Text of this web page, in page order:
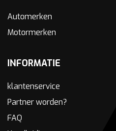
Automerken
Motormerken
INFORMATIE
klantenservice
Partner worden?
FAQ